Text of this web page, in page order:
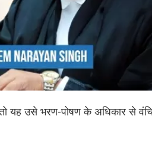
तो यह उसे भरण-पोषण के अधिकार से